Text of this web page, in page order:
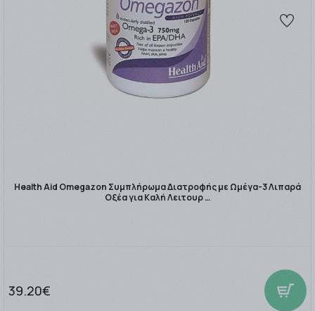
Health Aid Omegazon Συμπλήρωμα Διατροφής με Ωμέγα-3 Λιπαρά
Οξέα για Καλή Λειτουρ …
39.20€